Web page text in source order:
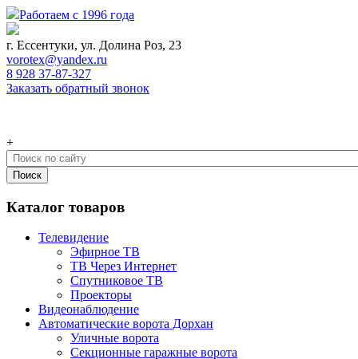
Работаем с 1996 года
г. Ессентуки, ул. Долина Роз, 23
vorotex@yandex.ru
8 928 37-87-327
Заказать обратный звонок
+
Каталог товаров
Телевидение
Эфирное ТВ
ТВ Через Интернет
Спутниковое ТВ
Проекторы
Видеонаблюдение
Автоматические ворота Дорхан
Уличные ворота
Секционные гаражные ворота